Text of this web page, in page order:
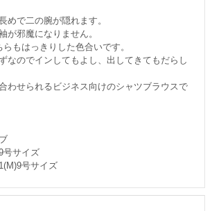
めで二の腕が隠れます。
が邪魔になりません。
もはっきりした色合いです。
なのでインしてもよし、出してきてもだらし
わせられるビジネス向けのシャツブラウスで
号サイズ
号サイズ